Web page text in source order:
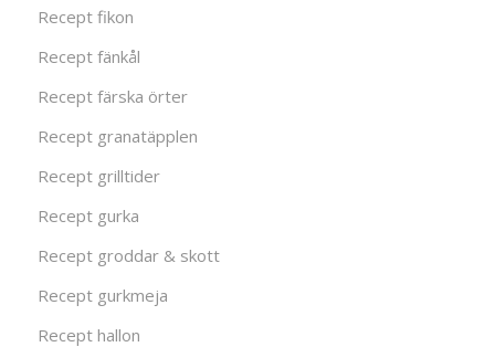
Recept fikon
Recept fänkål
Recept färska örter
Recept granatäpplen
Recept grilltider
Recept gurka
Recept groddar & skott
Recept gurkmeja
Recept hallon